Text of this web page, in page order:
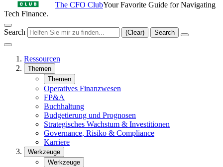
The CFO ClubYour Favorite Guide for Navigating
Tech Finance.
Search (Clear) Search
Ressourcen
Themen
Themen
Operatives Finanzwesen
FP&A
Buchhaltung
Budgetierung und Prognosen
Strategisches Wachstum & Investitionen
Governance, Risiko & Compliance
Karriere
Werkzeuge
Werkzeuge